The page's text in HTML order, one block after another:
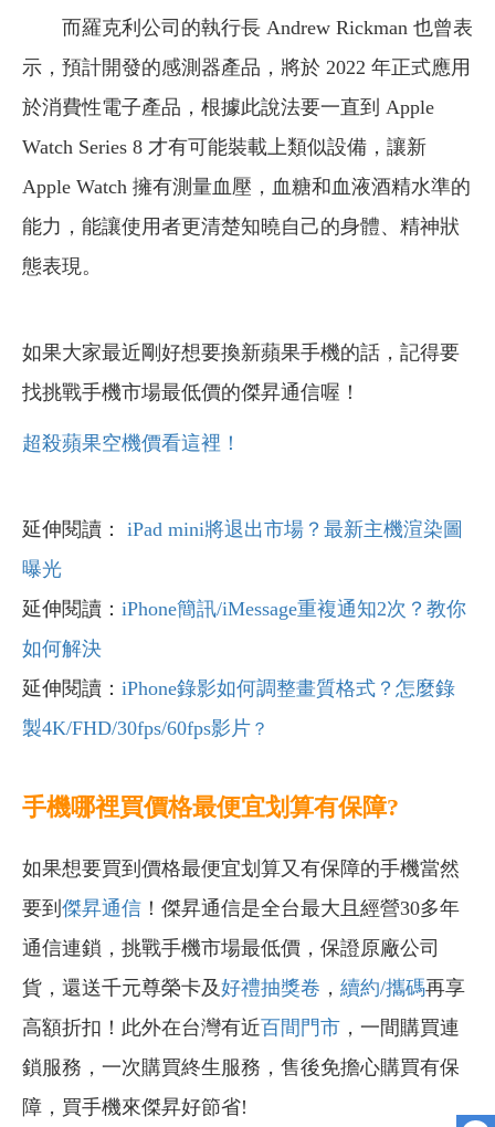
而羅克利公司的執行長 Andrew Rickman 也曾表
示，預計開發的感測器產品，將於 2022 年正式應用
於消費性電子產品，根據此說法要一直到 Apple
Watch Series 8 才有可能裝載上類似設備，讓新
Apple Watch 擁有測量血壓，血糖和血液酒精水準的
能力，能讓使用者更清楚知曉自己的身體、精神狀
態表現。
如果大家最近剛好想要換新蘋果手機的話，記得要
找挑戰手機市場最低價的傑昇通信喔！
超殺蘋果空機價看這裡！
延伸閱讀：
iPad mini將退出市場？最新主機渲染圖
曝光
延伸閱讀： iPhone簡訊/iMessage重複通知2次？教你
如何解決
延伸閱讀： iPhone錄影如何調整畫質格式？怎麼錄
製4K/FHD/30fps/60fps影片 ？
手機哪裡買價格最便宜划算有保障?
如果想要買到價格最便宜划算又有保障的手機當然
要到 傑昇通信 ！傑昇通信是全台最大且經營30多年
通信連鎖，挑戰手機市場最低價，保證原廠公司
貨，還送千元尊榮卡及好禮抽獎卷 ， 續約/攜碼再享
高額折扣！此外在台灣有近百間門市 ，一間購買連
鎖服務，一次購買終生服務，售後免擔心購買有保
障，買手機來傑昇好節省!